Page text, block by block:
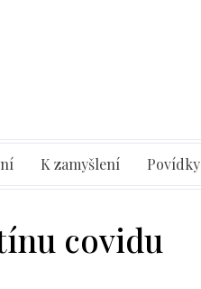
K zamyšlení Povídky
covidu